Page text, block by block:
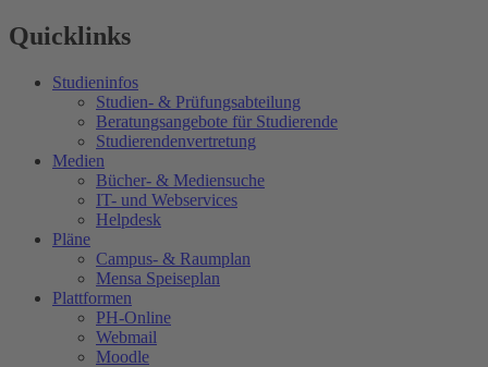
Quicklinks
Studieninfos
Studien- & Prüfungsabteilung
Beratungsangebote für Studierende
Studierendenvertretung
Medien
Bücher- & Mediensuche
IT- und Webservices
Helpdesk
Pläne
Campus- & Raumplan
Mensa Speiseplan
Plattformen
PH-Online
Webmail
Moodle